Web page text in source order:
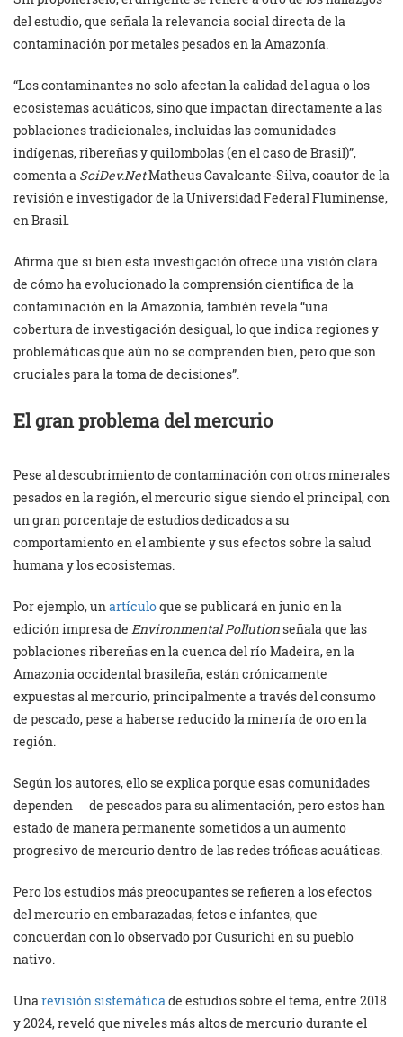
del estudio, que señala la relevancia social directa de la
contaminación por metales pesados en la Amazonía.
“Los contaminantes no solo afectan la calidad del agua o los
ecosistemas acuáticos, sino que impactan directamente a las
poblaciones tradicionales, incluidas las comunidades
indígenas, ribereñas y quilombolas (en el caso de Brasil)”,
comenta a SciDev.NetMatheus Cavalcante-Silva, coautor de la
revisión e investigador de la Universidad Federal Fluminense,
en Brasil.
Afirma que si bien esta investigación ofrece una visión clara
de cómo ha evolucionado la comprensión científica de la
contaminación en la Amazonía, también revela “una
cobertura de investigación desigual, lo que indica regiones y
problemáticas que aún no se comprenden bien, pero que son
cruciales para la toma de decisiones”.
El gran problema del mercurio
Pese al descubrimiento de contaminación con otros minerales
pesados en la región, el mercurio sigue siendo el principal, con
un gran porcentaje de estudios dedicados a su
comportamiento en el ambiente y sus efectos sobre la salud
humana y los ecosistemas.
Por ejemplo, unartículoque se publicará en junio en la
edición impresa de Environmental Pollutionseñala que las
poblaciones ribereñas en la cuenca del río Madeira, en la
Amazonia occidental brasileña, están crónicamente
expuestas al mercurio, principalmente a través del consumo
de pescado, pese a haberse reducido la minería de oro en la
región.
Según los autores, ello se explica porque esas comunidades
dependen de pescados para su alimentación, pero estos han
estado de manera permanente sometidos a un aumento
progresivo de mercurio dentro de las redes tróficas acuáticas.
Pero los estudios más preocupantes se refieren a los efectos
del mercurio en embarazadas, fetos e infantes, que
concuerdan con lo observado por Cusurichi en su pueblo
nativo.
Unarevisión sistemáticade estudios sobre el tema, entre 2018
y 2024, reveló que niveles más altos de mercurio durante el